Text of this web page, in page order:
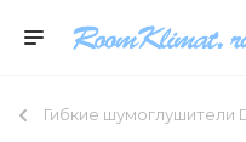
Гибкие шумоглушители